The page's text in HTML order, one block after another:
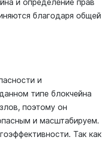
и определение прав
благодаря общей
и
типе блокчейна
поэтому он
и масштабируем.
Так как